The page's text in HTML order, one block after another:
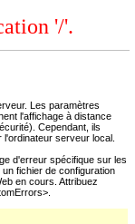
'/'.
Les paramètres
l'affichage à distance
Cependant, ils
serveur local.
d'erreur spécifique sur les
fichier de configuration
en cours. Attribuez